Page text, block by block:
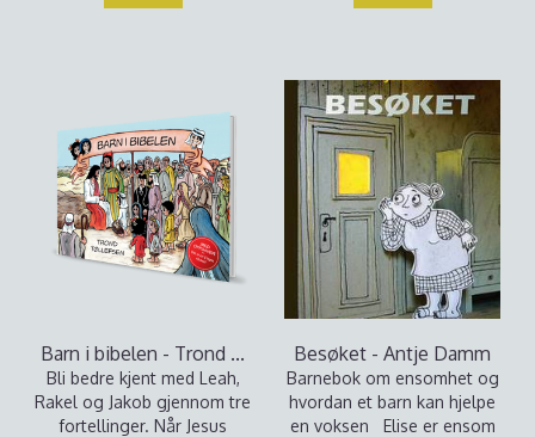
Barn i bibelen - Trond ...
Bli bedre kjent med Leah,
Rakel og Jakob gjennom tre
fortellinger. Når Jesus
Besøket - Antje Damm
Barnebok om ensomhet og
hvordan et barn kan hjelpe
en voksen Elise er ensom